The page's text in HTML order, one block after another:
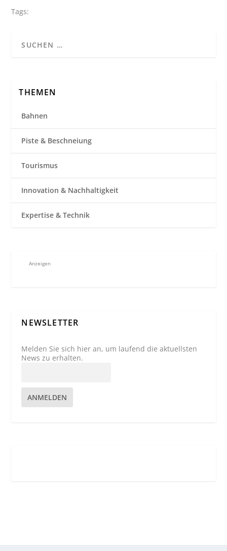
Tags:
THEMEN
Bahnen
Piste & Beschneiung
Tourismus
Innovation & Nachhaltigkeit
Expertise & Technik
Anzeigen
NEWSLETTER
Melden Sie sich hier an, um laufend die aktuellsten
News zu erhalten.
ANMELDEN